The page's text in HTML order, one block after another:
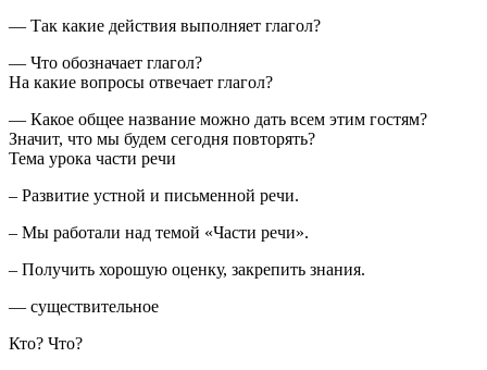
— Так какие действия выполняет глагол?
— Что обозначает глагол?
На какие вопросы отвечает глагол?
— Какое общее название можно дать всем этим гостям?
Значит, что мы будем сегодня повторять?
Тема урока части речи
– Развитие устной и письменной речи.
– Мы работали над темой «Части речи».
– Получить хорошую оценку, закрепить знания.
— существительное
Кто? Что?